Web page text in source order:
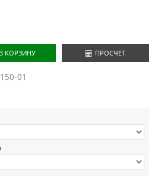
В КОРЗИНУ ПРОСЧЕТ
01